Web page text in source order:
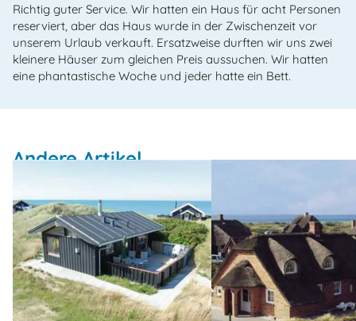
Richtig guter Service. Wir hatten ein Haus für acht Personen
reserviert, aber das Haus wurde in der Zwischenzeit vor
unserem Urlaub verkauft. Ersatzweise durften wir uns zwei
kleinere Häuser zum gleichen Preis aussuchen. Wir hatten
eine phantastische Woche und jeder hatte ein Bett.
Andere Artikel